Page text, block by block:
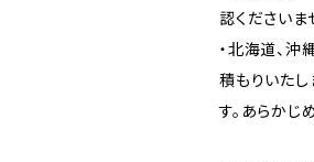
認くださいま
・北海道、沖
積もりいた
す。あらかじ